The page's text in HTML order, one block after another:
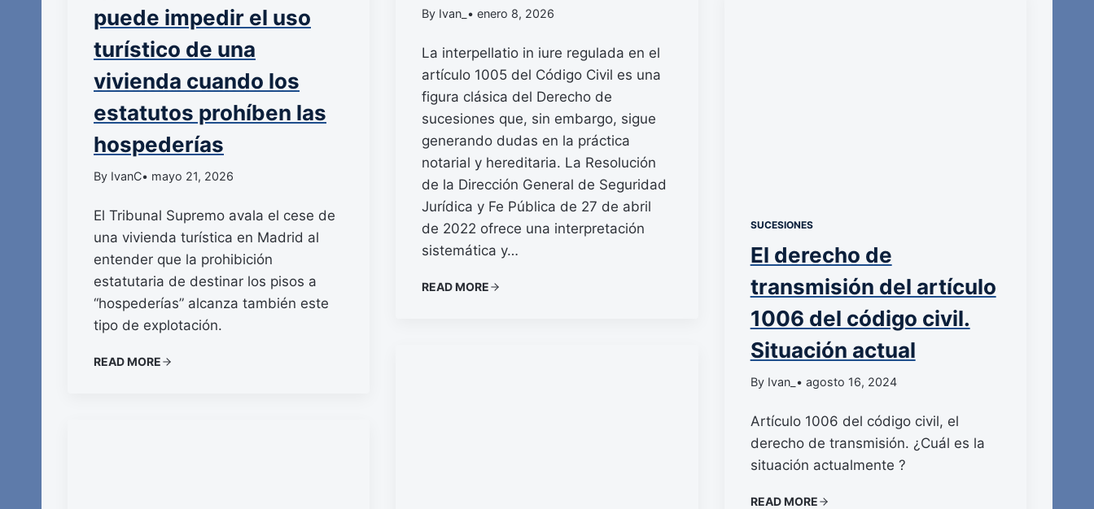
puede impedir el uso
turístico de una
vivienda cuando los
estatutos prohíben las
hospederías
By IvanC• mayo 21, 2026
El Tribunal Supremo avala el cese de
una vivienda turística en Madrid al
entender que la prohibición
estatutaria de destinar los pisos a
“hospederías” alcanza también este
tipo de explotación.
READ MORE
By Ivan_ • enero 8, 2026
La interpellatio in iure regulada en el
artículo 1005 del Código Civil es una
figura clásica del Derecho de
sucesiones que, sin embargo, sigue
generando dudas en la práctica
notarial y hereditaria. La Resolución
de la Dirección General de Seguridad
Jurídica y Fe Pública de 27 de abril
de 2022 ofrece una interpretación
sistemática y…
READ MORE
SUCESIONES
El derecho de
transmisión del artículo
1006 del código civil.
Situación actual
By Ivan_ • agosto 16, 2024
Artículo 1006 del código civil, el
derecho de transmisión. ¿Cuál es la
situación actualmente ?
READ MORE